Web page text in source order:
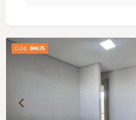
Cód. 84675